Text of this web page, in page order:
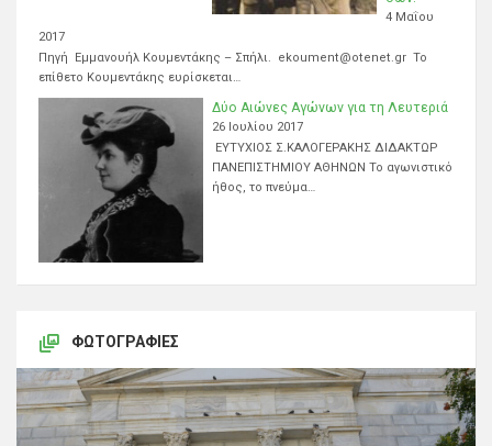
4 Μαΐου
2017
Πηγή Εμμανουήλ Κουμεντάκης – Σπήλι. ekoument@otenet.gr Το
επίθετο Κουμεντάκης ευρίσκεται…
Δύο Αιώνες Αγώνων για τη Λευτεριά
26 Ιουλίου 2017
ΕΥΤΥΧΙΟΣ Σ.ΚΑΛΟΓΕΡΑΚΗΣ ΔΙΔΑΚΤΩΡ
ΠΑΝΕΠΙΣΤΗΜΙΟΥ ΑΘΗΝΩΝ Το αγωνιστικό
ήθος, το πνεύμα…
ΦΩΤΟΓΡΑΦΊΕΣ